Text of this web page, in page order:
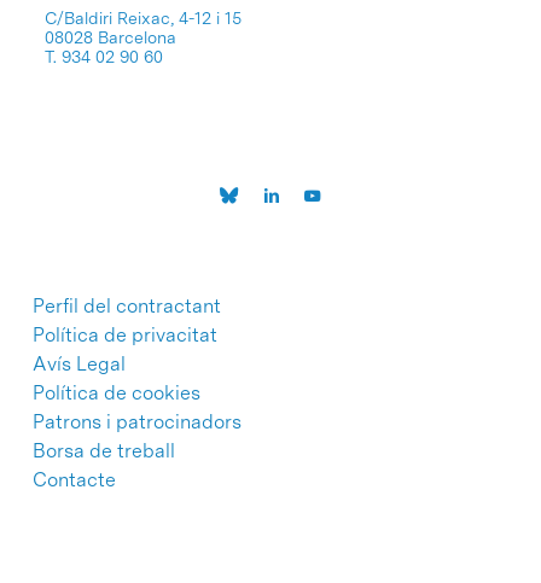
C/Baldiri Reixac, 4-12 i 15
08028 Barcelona
T. 934 02 90 60
Perfil del contractant
Política de privacitat
Avís Legal
Política de cookies
Patrons i patrocinadors
Borsa de treball
Contacte